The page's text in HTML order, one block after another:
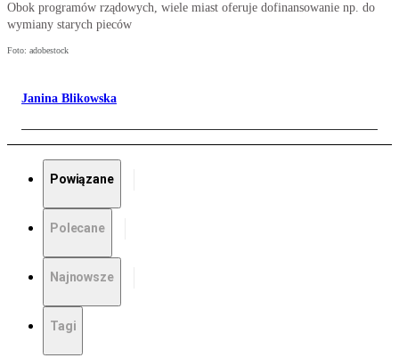
Obok programów rządowych, wiele miast oferuje dofinansowanie np. do
wymiany starych pieców
Foto: adobestock
Janina Blikowska
Powiązane
Polecane
Najnowsze
Tagi